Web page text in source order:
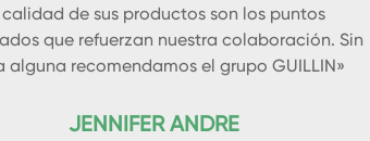
de sus productos son los puntos
que refuerzan nuestra colaboración. Sin
alguna recomendamos el grupo GUILLIN»
JENNIFER ANDRE